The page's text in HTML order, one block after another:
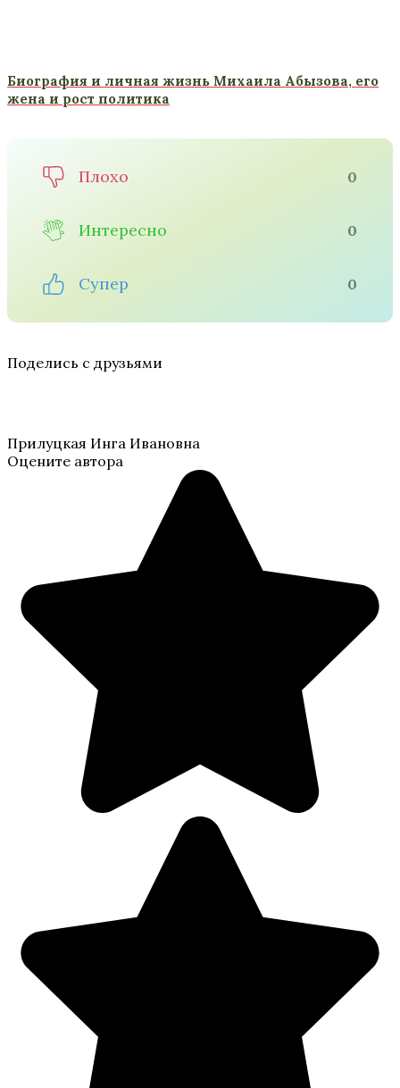
Биография и личная жизнь Михаила Абызова, его
жена и рост политика
Плохо 0
Интересно 0
Супер 0
Поделись с друзьями
Прилуцкая Инга Ивановна
Оцените автора